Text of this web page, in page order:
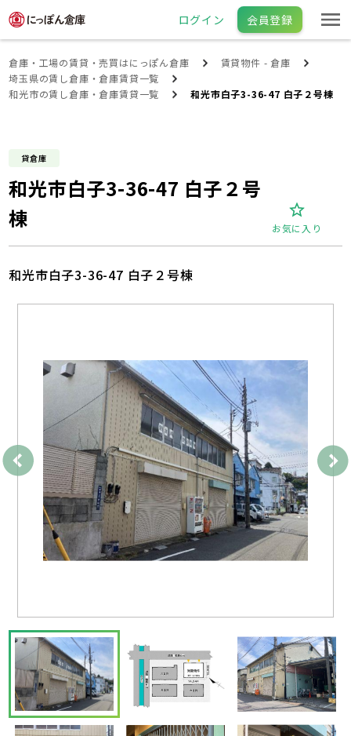
ログイン 会員登録
倉庫・工場の賃貸・売買はにっぽん倉庫
賃貸物件 - 倉庫
埼玉県の賃し倉庫・倉庫賃貸一覧
和光市の賃し倉庫・倉庫賃貸一覧
和光市白子3-36-47 白子２号棟
貸倉庫
和光市白子3-36-47 白子２号
棟
お気に入り
和光市白子3-36-47 白子２号棟